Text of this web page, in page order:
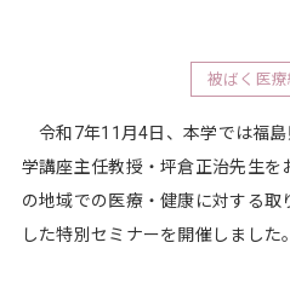
被ばく医
令和7年11月4日、本学では福
学講座主任教授・坪倉正治先生を
の地域での医療・健康に対する取
した特別セミナーを開催しました。